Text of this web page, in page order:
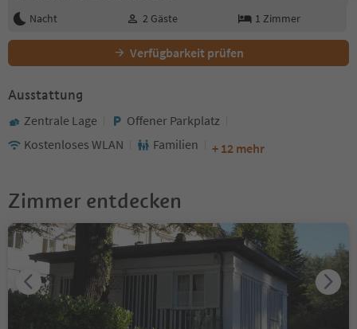
Nacht
2 Gäste 1 Zimmer
Verfügbarkeit prüfen
Ausstattung
Zentrale Lage
Offener Parkplatz
Kostenloses WLAN
Familien + 12 mehr
Zimmer entdecken